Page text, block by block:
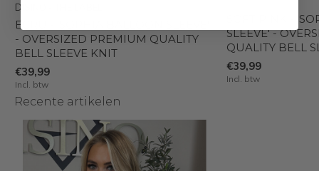
DISINO - THE LABEL
ECRU - 'SOPHIA BALLOON SLEEVE'
- OVERSIZED PREMIUM QUALITY
BELL SLEEVE KNIT
€39,99
Incl. btw
SOFT PINK -
SLEEVE' -
QUALITY BELL
€39,99
Incl. btw
Recente artikelen